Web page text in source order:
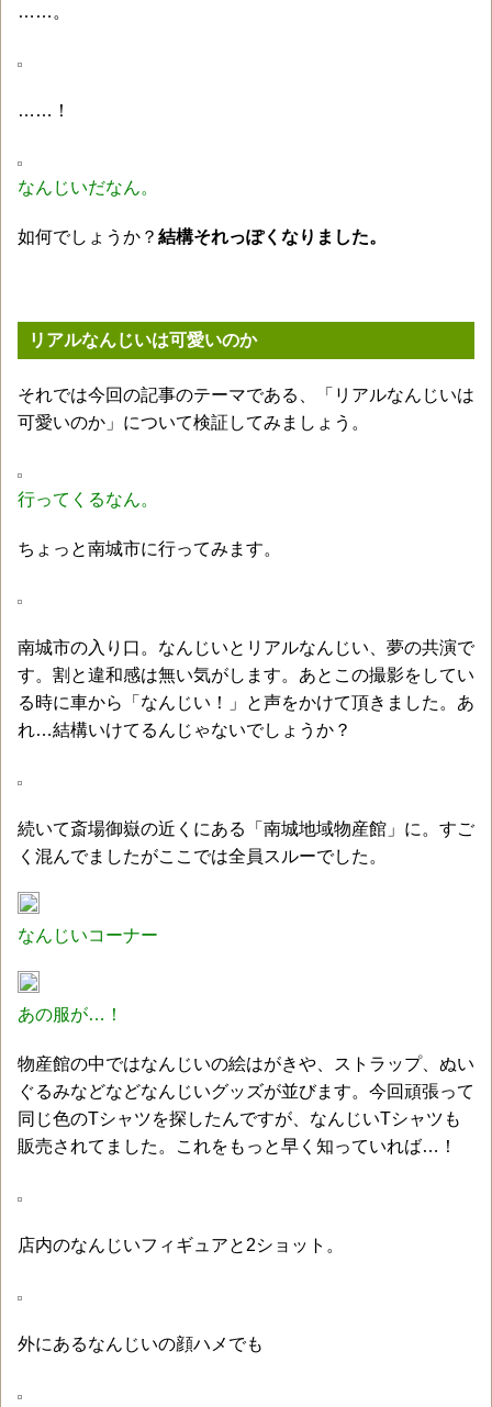
……。
……！
なんじいだなん。
如何でしょうか？ 結構それっぽくなりました。
リアルなんじいは可愛いのか
それでは今回の記事のテーマである、「リアルなんじいは
可愛いのか」について検証してみましょう。
行ってくるなん。
ちょっと南城市に行ってみます。
南城市の入り口。なんじいとリアルなんじい、夢の共演で
す。割と違和感は無い気がします。あとこの撮影をしてい
る時に車から「なんじい！」と声をかけて頂きました。あ
れ…結構いけてるんじゃないでしょうか？
続いて斎場御嶽の近くにある「南城地域物産館」に。すご
く混んでましたがここでは全員スルーでした。
なんじいコーナー
あの服が…！
物産館の中ではなんじいの絵はがきや、ストラップ、ぬい
ぐるみなどなどなんじいグッズが並びます。今回頑張って
同じ色のTシャツを探したんですが、なんじいTシャツも
販売されてました。これをもっと早く知っていれば…！
店内のなんじいフィギュアと2ショット。
外にあるなんじいの顔ハメでも